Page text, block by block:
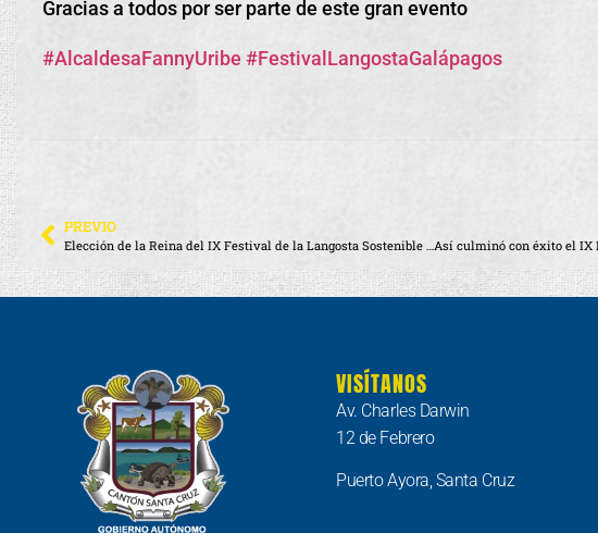
Gracias a todos por ser parte de este gran evento
#AlcaldesaFannyUribe#FestivalLangostaGalápagos
PREVIO
Elección de la Reina del IX Festival de la Langosta Sostenible 2024
VISÍTANOS
Av. Charles Darwin
12 de Febrero
Puerto Ayora, Santa Cruz